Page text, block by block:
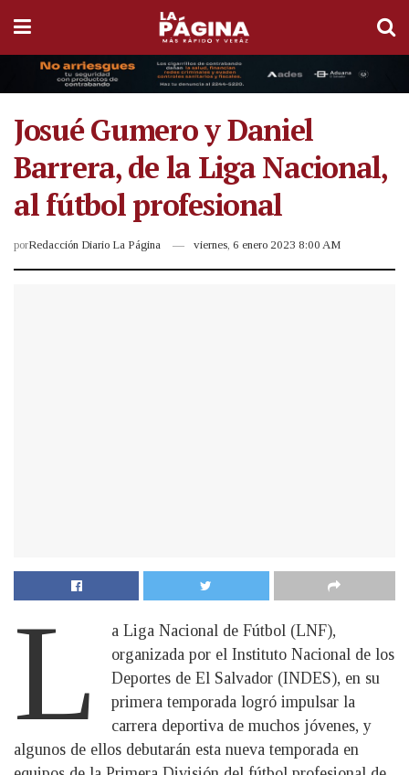
Josué Gumero y Daniel
Barrera, de la Liga Nacional,
al fútbol profesional
porRedacción Diario La Página viernes, 6 enero 2023 8:00 AM
L
a Liga Nacional de Fútbol (LNF),
organizada por el Instituto Nacional de los
Deportes de El Salvador (INDES), en su
primera temporada logró impulsar la
carrera deportiva de muchos jóvenes, y
algunos de ellos debutarán esta nueva temporada en